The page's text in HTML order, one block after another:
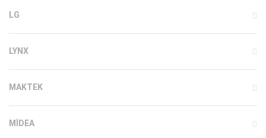
LG
LYNX
MAKTEK
MIDEA